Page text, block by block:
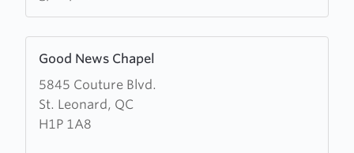
Good News Chapel
5845 Couture Blvd.
St. Leonard, QC
H1P 1A8
more
about
Good
News